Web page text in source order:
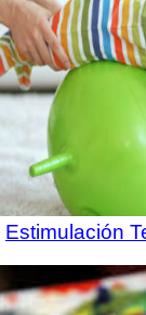
Estimulación